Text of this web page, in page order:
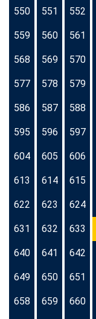
550 551 552
559 560 561
568 569 570
577 578 579
586 587 588
595 596 597
604 605 606
613 614 615
622 623 624
631 632 633
640 641 642
649 650 651
658 659 660